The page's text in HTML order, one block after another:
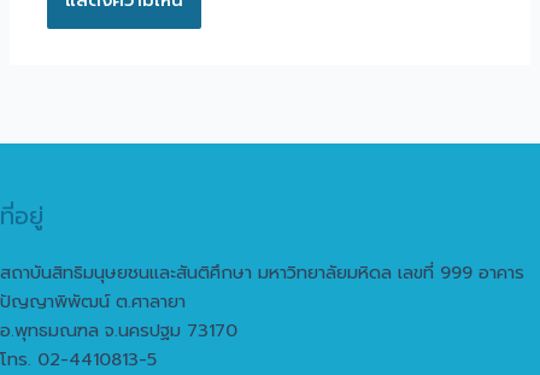
ที่อยู่
สถาบันสิทธิมนุษยชนและสันติศึกษา มหาวิทยาลัยมหิดล เลขที่ 999 อาคาร
ปัญญาพิพัฒน์ ต.ศาลายา
อ.พุทธมณฑล จ.นครปฐม 73170
โทร. 02-4410813-5